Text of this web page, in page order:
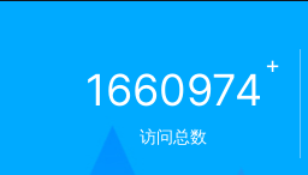
1660974 +
访问总数